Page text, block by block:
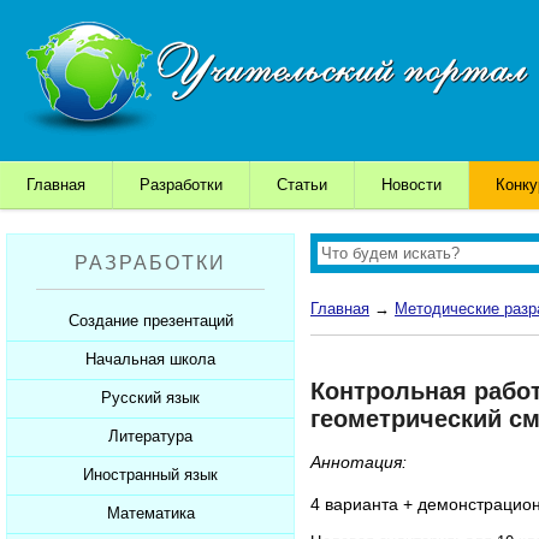
Главная Разработки Статьи Новости
РАЗРАБОТКИ
Создание презентаций
Шаблоны для презентаций
Советы начинающим
Советы дедушки
К презентации...
Начальная школа
Уроки
Презентации
Мультимедийные тесты
Печатные тесты
Русский язык
Уроки
Презентации
Мультимедийные тесты
Литература
Уроки
Презентации
Иностранный язык
Уроки
Математика
Главная → Методические
Контрольная
геометрический
Аннотация:
4 варианта +